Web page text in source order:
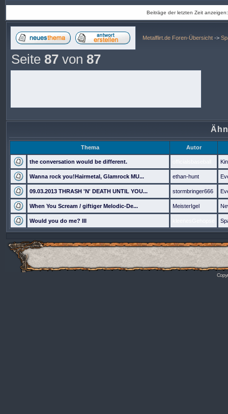
Beiträge der letzten Zeit
Metalflirt.de Foren-Übersicht ->
Seite 87 von 87
Thema Autor
the conversation would be different.
Wanna rock you!Hairmetal, Glamrock MU... ethan-hunt
09.03.2013 THRASH 'N' DEATH UNTIL YOU... stormbringer666
When You Scream / giftiger Melodic-De... MeisterIgel
Would you do me? III